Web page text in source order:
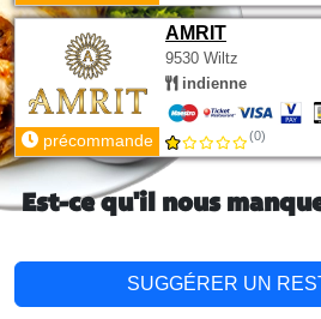
AMRIT
9530 Wiltz
indienne
précommande (0)
Est-ce qu'il nous
SUGGÉRER UN